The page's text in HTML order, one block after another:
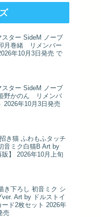
スター SideM ノーブ
月巻緒 リメンバー
年10月3日発売 で
スター SideM ノーブ
野かのん リメンバ
2026年10月3日発売
き猫 ふわもふタッチ
音ミク白猫B Art by
販】 2026年10月上旬
き下ろし 初音ミク シ
ver. Art by ドルストイ
ード2枚セット 2026年
売